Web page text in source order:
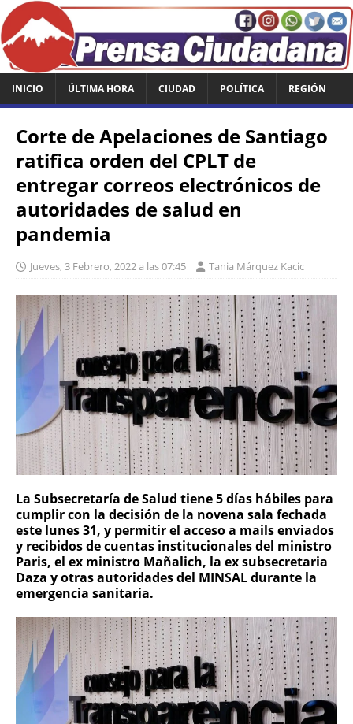
INICIO ÚLTIMA HORA CIUDAD POLÍTICA REGIÓN
Corte de Apelaciones de Santiago
ratifica orden del CPLT de
entregar correos electrónicos de
autoridades de salud en
pandemia
Jueves, 3 Febrero, 2022 a las 07:45 Tania Márquez Kacic
La Subsecretaría de Salud tiene 5 días hábiles para
cumplir con la decisión de la novena sala fechada
este lunes 31, y permitir el acceso a mails enviados
y recibidos de cuentas institucionales del ministro
Paris, el ex ministro Mañalich, la ex subsecretaria
Daza y otras autoridades del MINSAL durante la
emergencia sanitaria.